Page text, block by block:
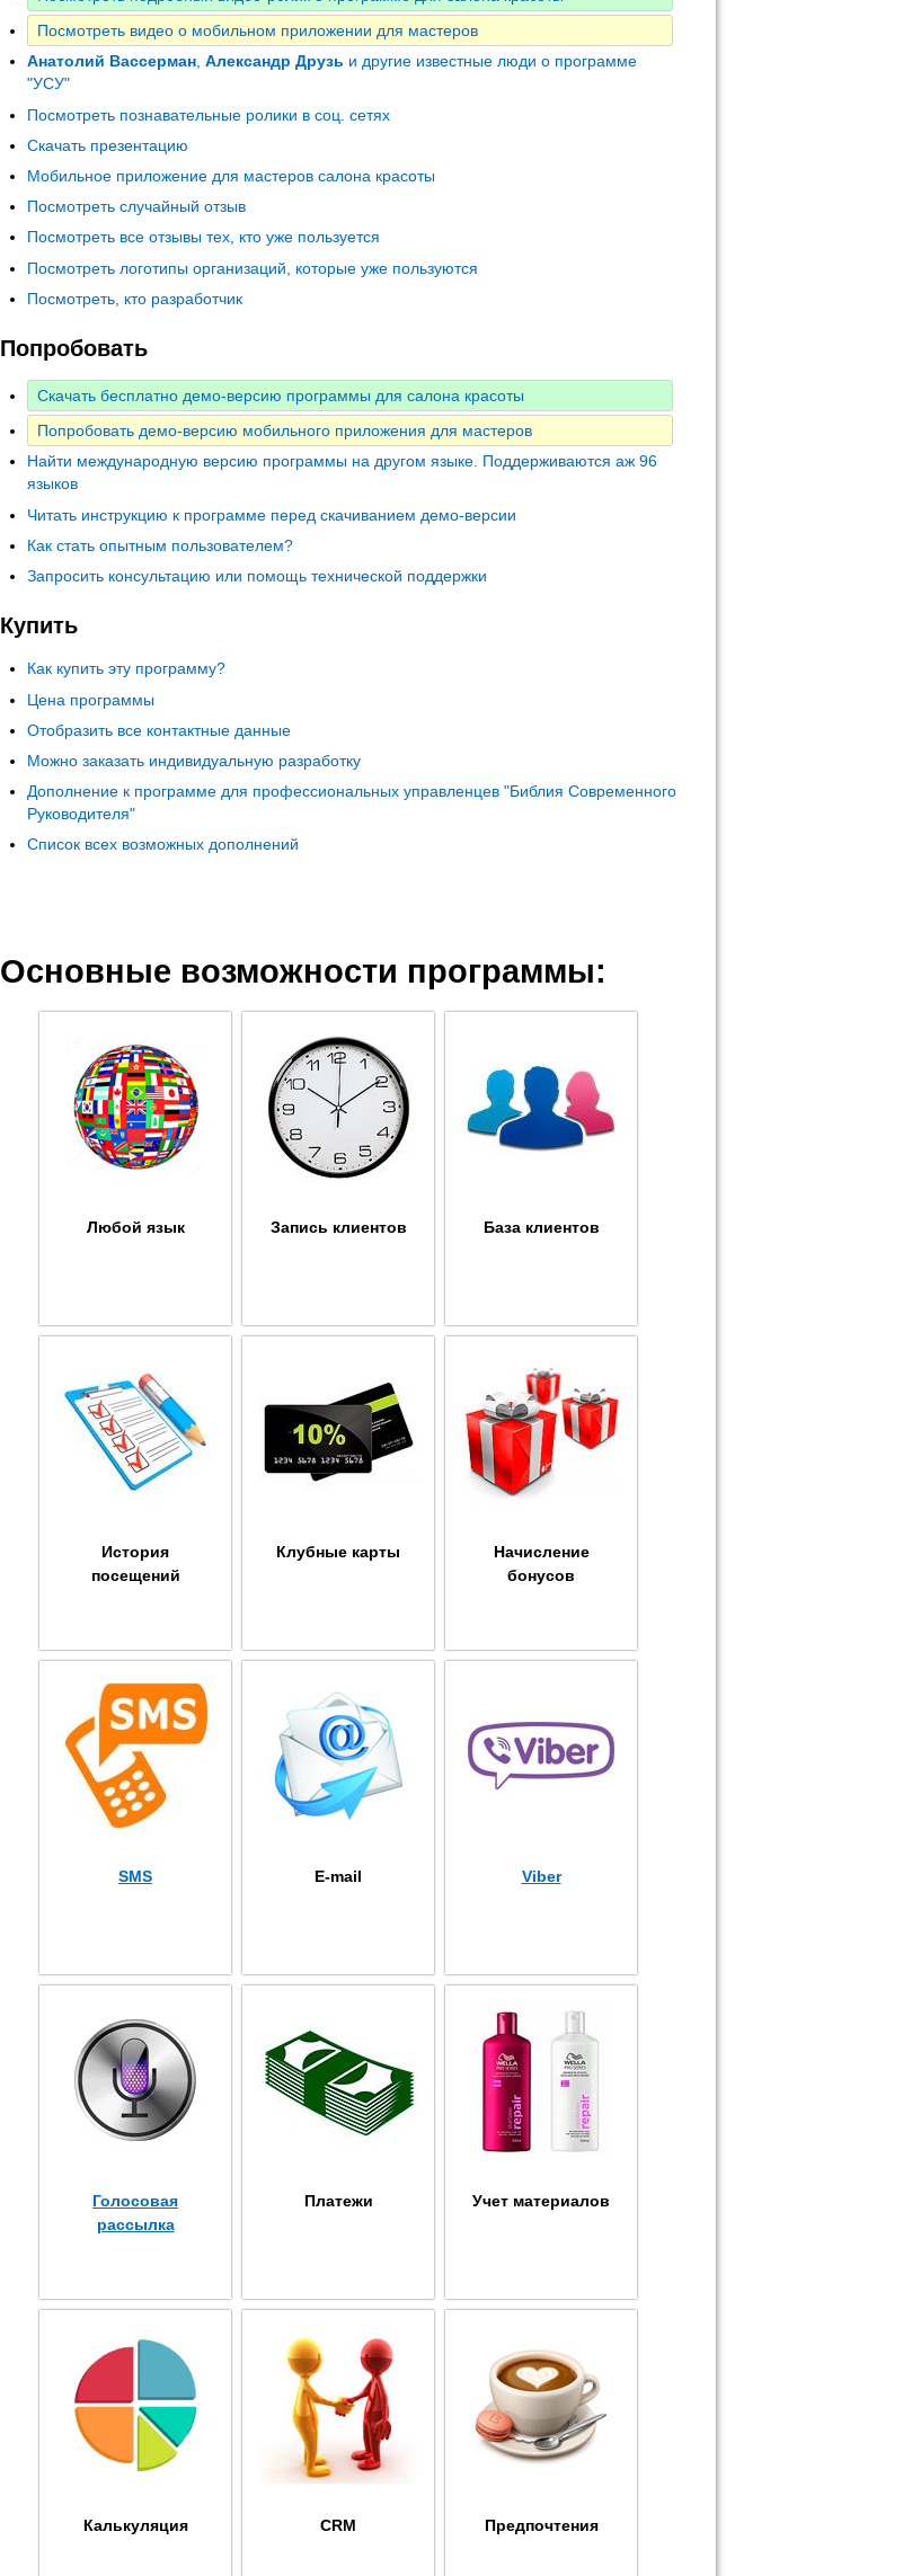
Посмотреть видео о мобильном приложении для мастеров
Анатолий Вассерман, Александр Друзь и другие известные люди о программе
"УСУ"
Посмотреть познавательные ролики в соц. сетях
Скачать презентацию
Мобильное приложение для мастеров салона красоты
Посмотреть случайный отзыв
Посмотреть все отзывы тех, кто уже пользуется
Посмотреть логотипы организаций, которые уже пользуются
Посмотреть, кто разработчик
Попробовать
Скачать бесплатно демо-версию программы для салона красоты
Попробовать демо-версию мобильного приложения для мастеров
Найти международную версию программы на другом языке. Поддерживаются аж 96
языков
Читать инструкцию к программе перед скачиванием демо-версии
Как стать опытным пользователем?
Запросить консультацию или помощь технической поддержки
Купить
Как купить эту программу?
Цена программы
Отобразить все контактные данные
Можно заказать индивидуальную разработку
Дополнение к программе для профессиональных управленцев "Библия Современного
Руководителя"
Список всех возможных дополнений
Основные возможности программы:
Любой язык Запись клиентов База клиентов
История
посещений
Клубные карты
Начисление
бонусов
SMS E-mail Viber
Голосовая
рассылка
Платежи Учет материалов
Калькуляция CRM Предпочтения